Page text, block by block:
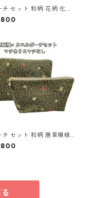
チ セット 和柄 花柄 化粧
チ 小物入れ マチあり マチ
o63 布小物 ハンドメイド
チ セット 和柄 唐草模様
ル柄 化粧ポーチ 小物入れ
あり マチなし o62 布小物